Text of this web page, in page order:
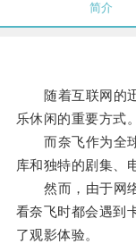
简介
随着互联网的迅
乐休闲的重要方式。
而奈飞作为全球
库和独特的剧集、
然而，由于网络
看奈飞时都会遇到
了观影体验。